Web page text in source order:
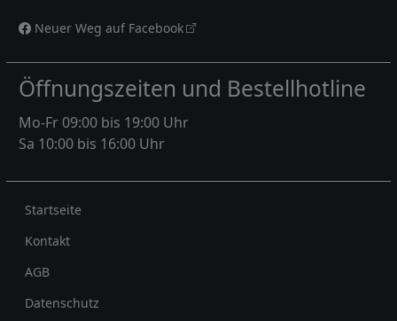
Neuer Weg auf Facebook
Öffnungszeiten und Bestellhotline
Mo-Fr 09:00 bis 19:00 Uhr
Sa 10:00 bis 16:00 Uhr
Rechtliches
Startseite
Kontakt
AGB
Datenschutz